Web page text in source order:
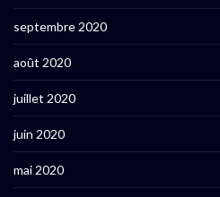
septembre 2020
août 2020
juillet 2020
juin 2020
mai 2020